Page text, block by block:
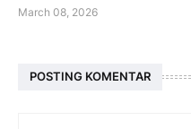
March 08, 2026
POSTING KOMENTAR